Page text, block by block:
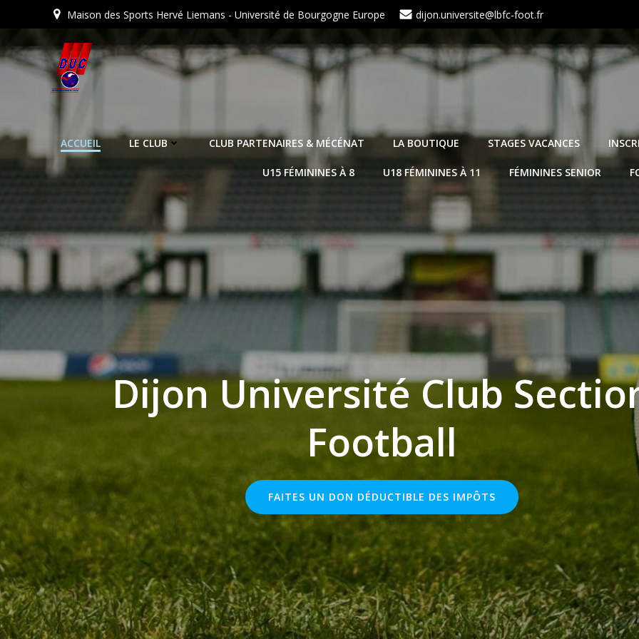
au
Maison des Sports Hervé Liemans - Université de Bourgogne Europe dijon.universite@lbfc-foot.fr
ACCUEIL LE CLUB CLUB PARTENAIRES & MÉCÉNAT LA BOUTIQUE STAGES VACANCES
U15 FÉMININES À 8 U18 FÉMININES À 11 FÉMININES SENIOR
Dijon Université Club
Football
FAITES UN DON DÉDUCTIBLE DES IMPÔTS